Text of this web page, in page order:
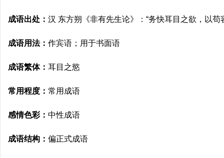
成语出处： 汉 东方朔《非有先生论》：“务快耳目之欲，以苟
成语用法： 作宾语；用于书面语
成语繁体： 耳目之慾
常用程度： 常用成语
感情色彩： 中性成语
成语结构： 偏正式成语